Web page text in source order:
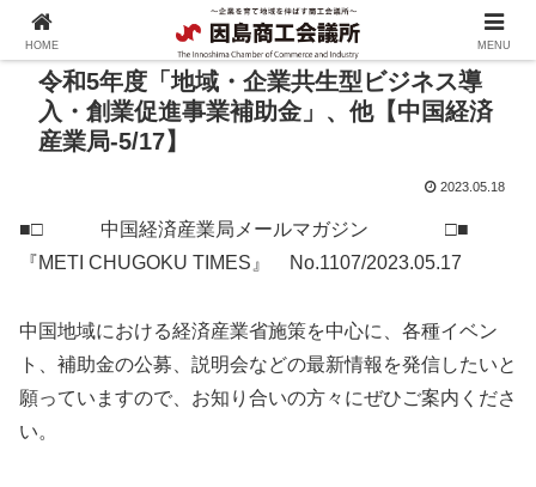
令和5年度「地域・企業共生型ビジネス導
入・創業促進事業補助金」、他【中国経済
産業局-5/17】
2023.05.18
■□ 中国経済産業局メールマガジン □■
『METI CHUGOKU TIMES』 No.1107/2023.05.17
中国地域における経済産業省施策を中心に、各種イベン
ト、補助金の公募、説明会などの最新情報を発信したいと
願っていますので、お知り合いの方々にぜひご案内くださ
い。
HOME MENU